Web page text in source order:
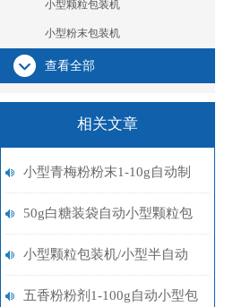
小型颗粒包装机
小型粉末包装机
查看全部
相关文章
小型青梅粉粉末1-10g自动制
袋称重包装机多少钱
50g白糖装袋自动小型颗粒包
装机多少钱
小型颗粒包装机/小型半自动
包装机/小型粉末包装机设备
五香粉粉剂1-100g自动小型包